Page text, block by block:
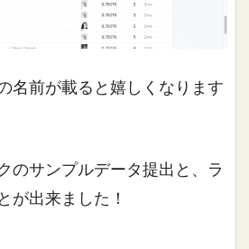
名前が載ると嬉しくなります
のサンプルデータ提出と、ラ
が出来ました！